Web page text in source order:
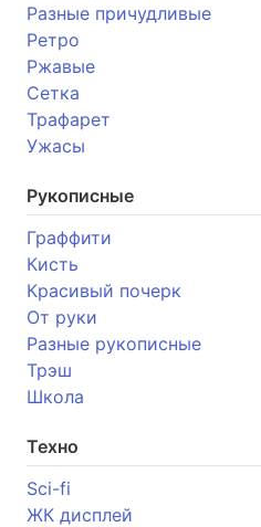
Разные причудливые
Ретро
Ржавые
Сетка
Трафарет
Ужасы
Рукописные
Граффити
Кисть
Красивый почерк
От руки
Разные рукописные
Трэш
Школа
Техно
Sci-fi
ЖК дисплей